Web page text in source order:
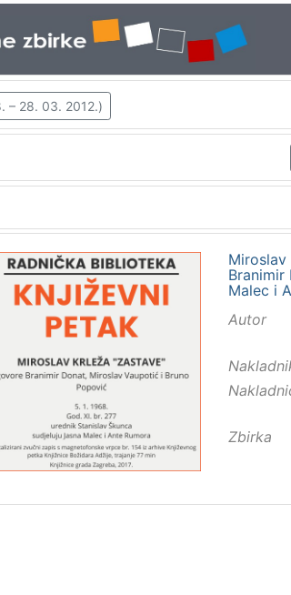
– 28. 03. 2012.)
Miroslav
Branimir
Malec i
Autor
Zbirka